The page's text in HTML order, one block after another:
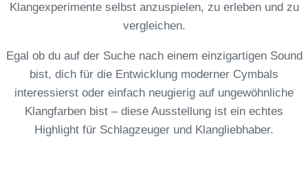
Klangexperimente selbst anzuspielen, zu erleben und zu
vergleichen.
Egal ob du auf der Suche nach einem einzigartigen Sound
bist, dich für die Entwicklung moderner Cymbals
interessierst oder einfach neugierig auf ungewöhnliche
Klangfarben bist – diese Ausstellung ist ein echtes
Highlight für Schlagzeuger und Klangliebhaber.